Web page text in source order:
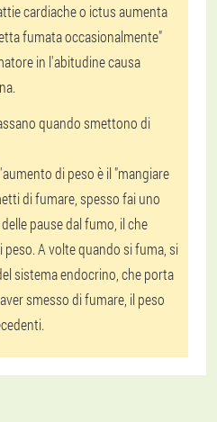
cardiache o ictus aumenta
fumata occasionalmente"
in l'abitudine causa
quando smettono di
di peso è il "mangiare
di fumare, spesso fai uno
pause dal fumo, il che
A volte quando si fuma, si
sistema endocrino, che porta
smesso di fumare, il peso